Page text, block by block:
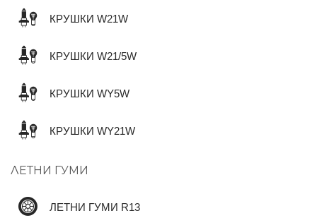
КРУШКИ W21W
КРУШКИ W21/5W
КРУШКИ WY5W
КРУШКИ WY21W
ЛЕТНИ ГУМИ
ЛЕТНИ ГУМИ R13